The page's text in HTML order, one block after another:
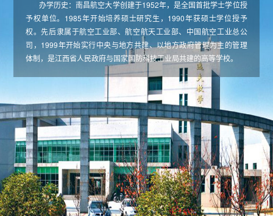
办学历史：南昌航空大学创建于1952年，是全国首批学士学位授
予权单位。1985年开始培养硕士研究生，1990年获硕士学位授予
权。先后隶属于航空工业部、航空航天工业部、中国航空工业总公
司，1999年开始实行中央与地方共建、以地方政府管理为主的管理
体制，是江西省人民政府与国家国防科技工业局共建的高等学校。